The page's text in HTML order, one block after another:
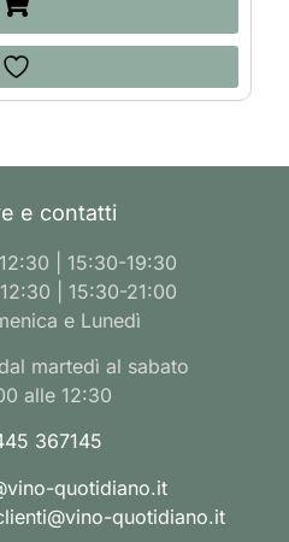
e contatti
| 15:30-19:30
| 15:30-21:00
e Lunedì
martedì al sabato
alle 12:30
367145
quotidiano.it
quotidiano.it